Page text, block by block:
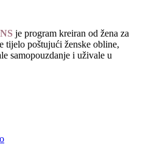
je program kreiran od žena za
tijelo poštujući ženske obline,
samopouzdanje i uživale u